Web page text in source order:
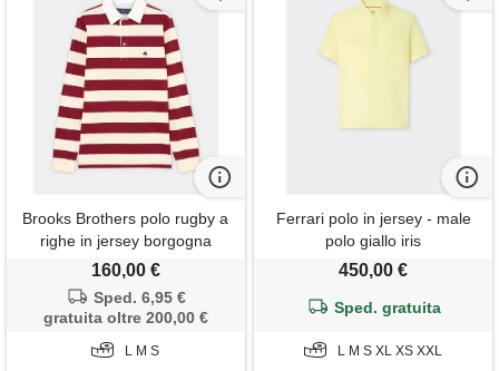
Brooks Brothers polo rugby a
righe in jersey borgogna
160,00 €
Sped. 6,95 €
gratuita oltre 200,00 €
L M S
Ferrari polo in jersey - male
polo giallo iris
450,00 €
Sped. gratuita
L M S XL XS XXL